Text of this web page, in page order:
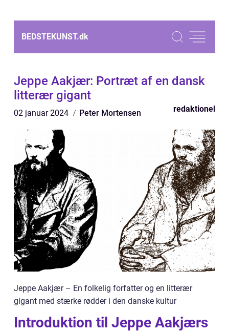
BEDSTEKUNST.dk
Jeppe Aakjær: Portræt af en dansk
litterær gigant
02 januar 2024 Peter Mortensen redaktionel
Jeppe Aakjær – En folkelig forfatter og en litterær
gigant med stærke rødder i den danske kultur
Introduktion til Jeppe Aakjærs